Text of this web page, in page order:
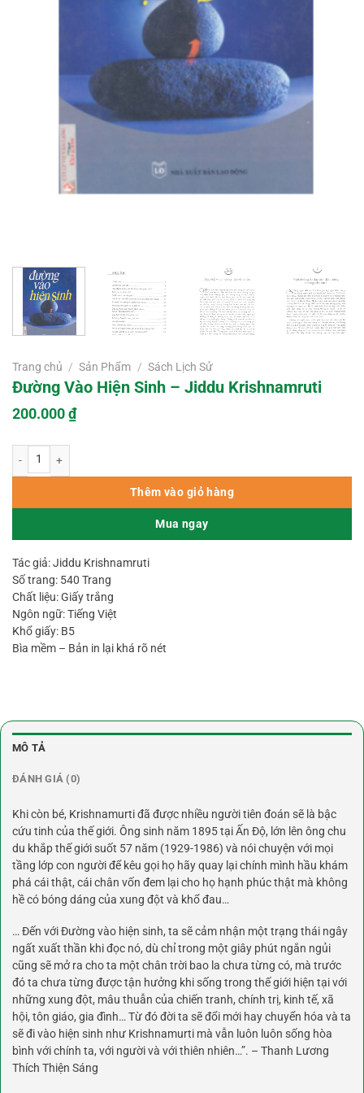
Trang chủ / Sản Phẩm / Sách Lịch Sử
Đường Vào Hiện Sinh – Jiddu Krishnamruti
200.000₫
Thêm vào giỏ hàng
Mua ngay
Tác giả: Jiddu Krishnamruti
Số trang: 540 Trang
Chất liệu: Giấy trắng
Ngôn ngữ: Tiếng Việt
Khổ giấy: B5
Bìa mềm – Bản in lại khá rõ nét
MÔ TẢ
ĐÁNH GIÁ (0)
Khi còn bé, Krishnamurti đã được nhiều người tiên đoán sẽ là bậc
cứu tinh của thế giới. Ông sinh năm 1895 tại Ấn Độ, lớn lên ông chu
du khắp thế giới suốt 57 năm (1929-1986) và nói chuyện với mọi
tầng lớp con người để kêu gọi họ hãy quay lại chính mình hầu khám
phá cái thật, cái chân vốn đem lại cho họ hạnh phúc thật mà không
hề có bóng dáng của xung đột và khổ đau…
… Đến với Đường vào hiện sinh, ta sẽ cảm nhận một trạng thái ngây
ngất xuất thần khi đọc nó, dù chỉ trong một giây phút ngắn ngủi
cũng sẽ mở ra cho ta một chân trời bao la chưa từng có, mà trước
đó ta chưa từng được tận hưởng khi sống trong thế giới hiện tại với
những xung đột, mâu thuẫn của chiến tranh, chính trị, kinh tế, xã
hội, tôn giáo, gia đình… Từ đó đời ta sẽ đổi mới hay chuyển hóa và ta
sẽ đi vào hiện sinh như Krishnamurti mà vẫn luôn luôn sống hòa
bình với chính ta, với người và với thiên nhiên…”. – Thanh Lương
Thích Thiện Sáng